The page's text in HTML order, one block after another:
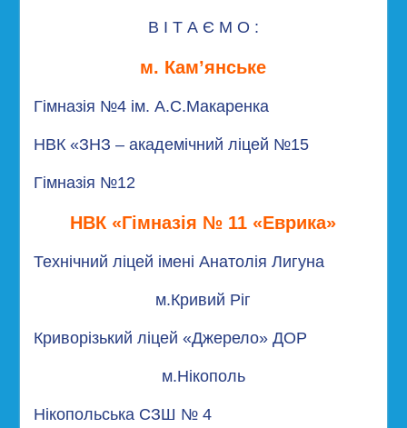
В І Т А Є М О :
м. Кам’янське
Гімназія №4 ім. А.С.Макаренка
НВК «ЗНЗ – академічний ліцей №15
Гімназія №12
НВК «Гімназія № 11 «Еврика»
Технічний ліцей імені Анатолія Лигуна
м.Кривий Ріг
Криворізький ліцей «Джерело» ДОР
м.Нікополь
Нікопольська СЗШ № 4